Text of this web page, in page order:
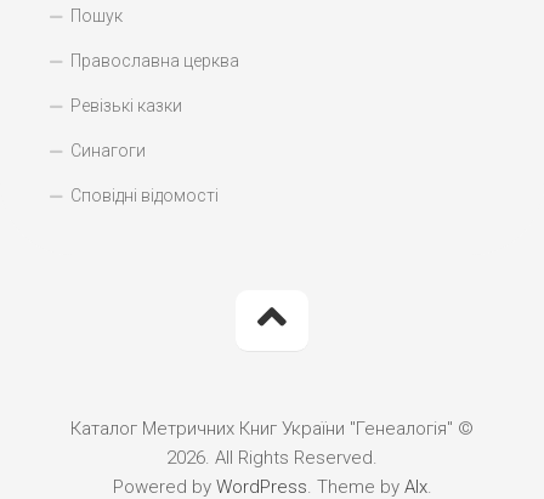
Пошук
Православна церква
Ревізькі казки
Синагоги
Сповідні відомості
Каталог Метричних Книг України "Генеалогія" ©
2026. All Rights Reserved.
Powered by WordPress. Theme by Alx.